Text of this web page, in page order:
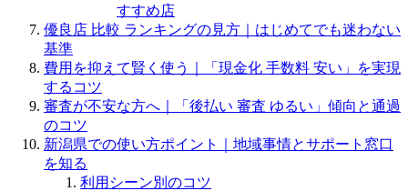
すすめ店
優良店 比較 ランキングの見方｜はじめてでも迷わない
基準
費用を抑えて賢く使う｜「現金化 手数料 安い」を実現
するコツ
審査が不安な方へ｜「後払い 審査 ゆるい」傾向と通過
のコツ
新潟県での使い方ポイント｜地域事情とサポート窓口
を知る
利用シーン別のコツ